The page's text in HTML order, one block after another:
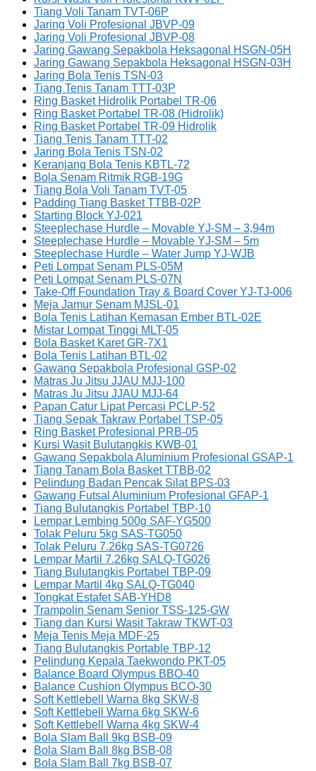
Tiang Voli Tanam TVT-06P
Jaring Voli Profesional JBVP-09
Jaring Voli Profesional JBVP-08
Jaring Gawang Sepakbola Heksagonal HSGN-05H
Jaring Gawang Sepakbola Heksagonal HSGN-03H
Jaring Bola Tenis TSN-03
Tiang Tenis Tanam TTT-03P
Ring Basket Hidrolik Portabel TR-06
Ring Basket Portabel TR-08 (Hidrolik)
Ring Basket Portabel TR-09 Hidrolik
Tiang Tenis Tanam TTT-02
Jaring Bola Tenis TSN-02
Keranjang Bola Tenis KBTL-72
Bola Senam Ritmik RGB-19G
Tiang Bola Voli Tanam TVT-05
Padding Tiang Basket TTBB-02P
Starting Block YJ-021
Steeplechase Hurdle – Movable YJ-SM – 3,94m
Steeplechase Hurdle – Movable YJ-SM – 5m
Steeplechase Hurdle – Water Jump YJ-WJB
Peti Lompat Senam PLS-05M
Peti Lompat Senam PLS-07N
Take-Off Foundation Tray & Board Cover YJ-TJ-006
Meja Jamur Senam MJSL-01
Bola Tenis Latihan Kemasan Ember BTL-02E
Mistar Lompat Tinggi MLT-05
Bola Basket Karet GR-7X1
Bola Tenis Latihan BTL-02
Gawang Sepakbola Profesional GSP-02
Matras Ju Jitsu JJAU MJJ-100
Matras Ju Jitsu JJAU MJJ-64
Papan Catur Lipat Percasi PCLP-52
Tiang Sepak Takraw Portabel TSP-05
Ring Basket Profesional PRB-05
Kursi Wasit Bulutangkis KWB-01
Gawang Sepakbola Aluminium Profesional GSAP-1
Tiang Tanam Bola Basket TTBB-02
Pelindung Badan Pencak Silat BPS-03
Gawang Futsal Aluminium Profesional GFAP-1
Tiang Bulutangkis Portabel TBP-10
Lempar Lembing 500g SAF-YG500
Tolak Peluru 5kg SAS-TG050
Tolak Peluru 7.26kg SAS-TG0726
Lempar Martil 7.26kg SALQ-TG026
Tiang Bulutangkis Portabel TBP-09
Lempar Martil 4kg SALQ-TG040
Tongkat Estafet SAB-YHD8
Trampolin Senam Senior TSS-125-GW
Tiang dan Kursi Wasit Takraw TKWT-03
Meja Tenis Meja MDF-25
Tiang Bulutangkis Portable TBP-12
Pelindung Kepala Taekwondo PKT-05
Balance Board Olympus BBO-40
Balance Cushion Olympus BCO-30
Soft Kettlebell Warna 8kg SKW-8
Soft Kettlebell Warna 6kg SKW-6
Soft Kettlebell Warna 4kg SKW-4
Bola Slam Ball 9kg BSB-09
Bola Slam Ball 8kg BSB-08
Bola Slam Ball 7kg BSB-07